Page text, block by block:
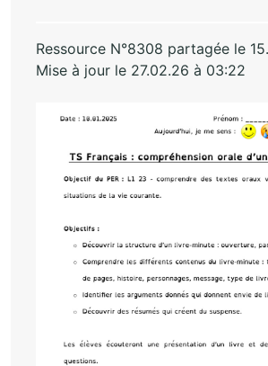
Ressource N°8308 partagée le
Mise à jour le 27.02.26 à 03:22